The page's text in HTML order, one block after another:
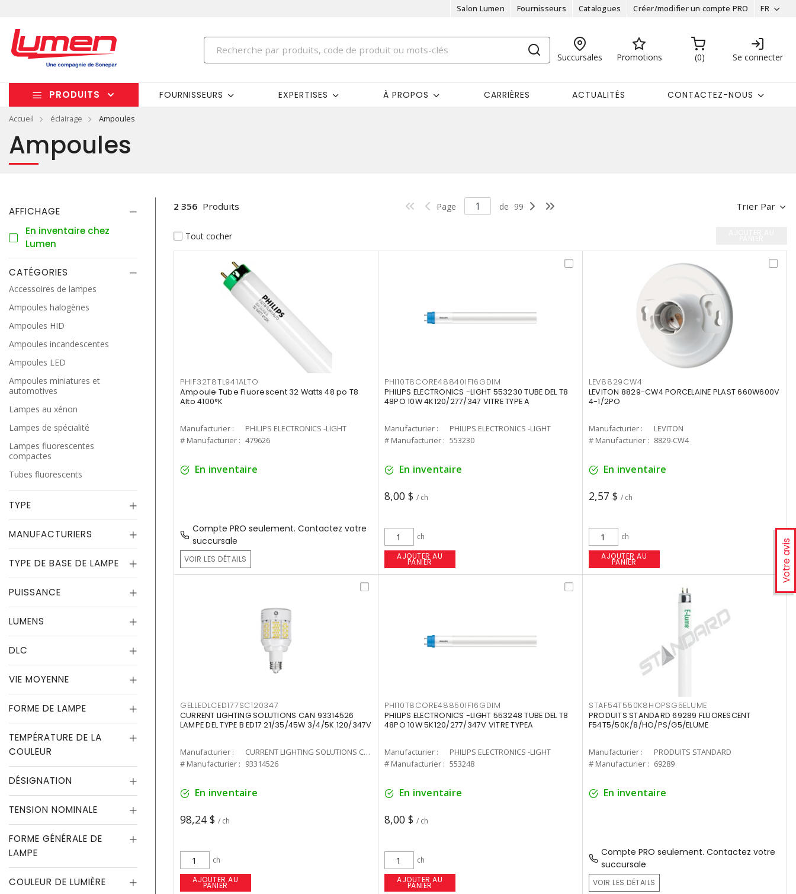
Salon Lumen Fournisseurs Catalogues Créer/modifier un compte PRO FR
Succursales Promotions 0 Se connecter
PRODUITS FOURNISSEURS EXPERTISES À PROPOS CARRIÈRES ACTUALITÉS CONTACTEZ-NOUS
Accueil éclairage Ampoules
Votre avis
Ampoules
AFFICHAGE
En inventaire chez
Lumen
CATÉGORIES
Accessoires de lampes
Ampoules halogènes
Ampoules HID
Ampoules incandescentes
Ampoules LED
Ampoules miniatures et
automotives
Lampes au xénon
Lampes de spécialité
Lampes fluorescentes
compactes
Tubes fluorescents
TYPE
MANUFACTURIERS
TYPE DE BASE DE LAMPE
PUISSANCE
LUMENS
DLC
VIE MOYENNE
FORME DE LAMPE
TEMPÉRATURE DE LA
COULEUR
DÉSIGNATION
TENSION NOMINALE
FORME GÉNÉRALE DE
LAMPE
COULEUR DE LUMIÈRE
Trier Par
2 356 Produits Page de 99
Tout cocher
PHIF32T8TL941ALTO
Ampoule Tube Fluorescent 32 Watts 48 po T8
Alto 4100°K
Manufacturier :
PHILIPS ELECTRONICS -LIGHT
# Manufacturier : 479626
En inventaire
Compte PRO seulement. Contactez votre
succursale
VOIR LES DÉTAILS
PHI10T8CORE48840IF16GDIM
PHILIPS ELECTRONICS -LIGHT 553230 TUBE DEL T8
48PO 10W 4K120/277/347 VITRE TYPE A
Manufacturier :
PHILIPS ELECTRONICS -LIGHT
# Manufacturier : 553230
En inventaire
8,00 $ / ch
ch
AJOUTER AU
PANIER
LEV8829CW4
LEVITON 8829-CW4 PORCELAINE PLAST 660W600V
4-1/2PO
Manufacturier :
LEVITON
# Manufacturier : 8829-CW4
En inventaire
2,57 $ / ch
ch
AJOUTER AU
PANIER
GELLEDLCED177SC120347
CURRENT LIGHTING SOLUTIONS CAN 93314526
LAMPE DEL TYPE B ED17 21/35/45W 3/4/5K 120/347V
Manufacturier :
CURRENT LIGHTING SOLUTIONS CAN
# Manufacturier : 93314526
En inventaire
98,24 $ / ch
ch
AJOUTER AU
PANIER
PHI10T8CORE48850IF16GDIM
PHILIPS ELECTRONICS -LIGHT 553248 TUBE DEL T8
48PO 10W 5K120/277/347V VITRE TYPEA
Manufacturier :
PHILIPS ELECTRONICS -LIGHT
# Manufacturier : 553248
En inventaire
8,00 $ / ch
ch
AJOUTER AU
PANIER
STAF54T550K8HOPSG5ELUME
PRODUITS STANDARD 69289 FLUORESCENT
F54T5/50K/8/HO/PS/G5/ELUME
Manufacturier :
PRODUITS STANDARD
# Manufacturier : 69289
En inventaire
Compte PRO seulement. Contactez votre
succursale
VOIR LES DÉTAILS